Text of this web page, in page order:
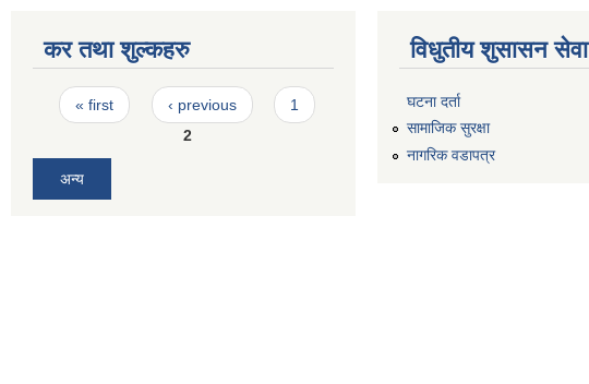
कर तथा शुल्कहरु
Pages
« first ‹ previous
1
2
अन्य
विधुतीय शुसासन सेवा
घटना दर्ता
सामाजिक सुरक्षा
नागरिक वडापत्र